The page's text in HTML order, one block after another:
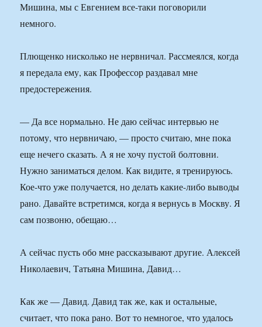
Мишина, мы с Евгением все-таки поговорили
немного.
Плющенко нисколько не нервничал. Рассмеялся, когда
я передала ему, как Профессор раздавал мне
предостережения.
— Да все нормально. Не даю сейчас интервью не
потому, что нервничаю, — просто считаю, мне пока
еще нечего сказать. А я не хочу пустой болтовни.
Нужно заниматься делом. Как видите, я тренируюсь.
Кое-что уже получается, но делать какие-либо выводы
рано. Давайте встретимся, когда я вернусь в Москву. Я
сам позвоню, обещаю…
А сейчас пусть обо мне рассказывают другие. Алексей
Николаевич, Татьяна Мишина, Давид…
Как же — Давид. Давид так же, как и остальные,
считает, что пока рано. Вот то немногое, что удалось